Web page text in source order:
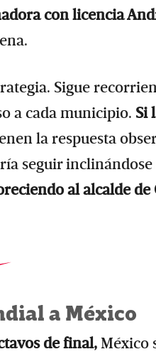
con licencia
Sigue
a cada municipio. Si
la respuesta
seguir
al alcalde de
a México
de final,México